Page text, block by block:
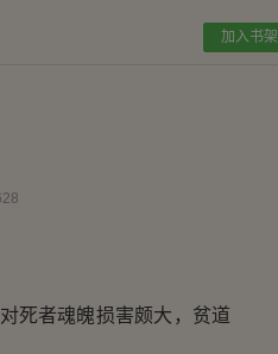
加入书架
死者魂魄损害颇大，贫道